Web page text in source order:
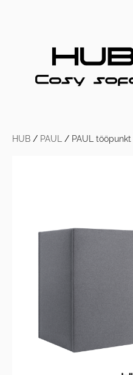
HUB / PAUL / PAUL tööpunkt II